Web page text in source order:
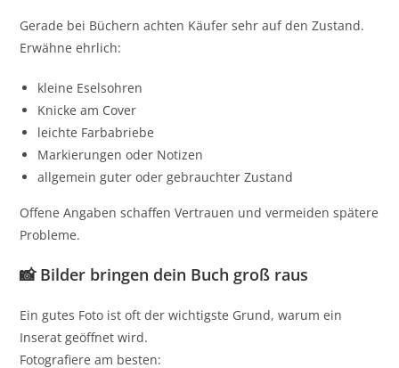
Gerade bei Büchern achten Käufer sehr auf den Zustand.
Erwähne ehrlich:
kleine Eselsohren
Knicke am Cover
leichte Farbabriebe
Markierungen oder Notizen
allgemein guter oder gebrauchter Zustand
Offene Angaben schaffen Vertrauen und vermeiden spätere
Probleme.
📸 Bilder bringen dein Buch groß raus
Ein gutes Foto ist oft der wichtigste Grund, warum ein
Inserat geöffnet wird.
Fotografiere am besten: